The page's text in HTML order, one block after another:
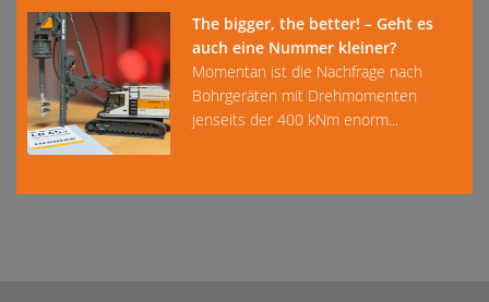
The bigger, the better! – Geht es
auch eine Nummer kleiner?
Momentan ist die Nachfrage nach
Bohrgeräten mit Drehmomenten
jenseits der 400 kNm enorm...